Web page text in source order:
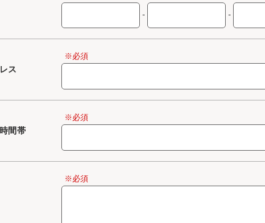
- -
ス
※必須
間帯
※必須
※必須